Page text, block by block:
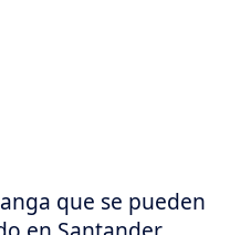
que se pueden